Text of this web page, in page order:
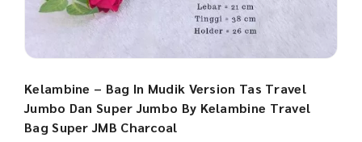
Kelambine – Bag In Mudik Version Tas Travel
Jumbo Dan Super Jumbo By Kelambine Travel
Bag Super JMB Charcoal